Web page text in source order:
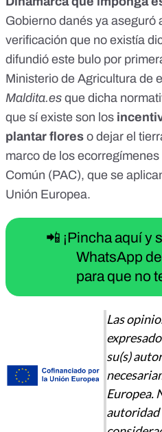
Gobierno danés ya aseguró
verificación que no existía
difundió este bulo por
Ministerio de Agricultura de
Maldita.es que dicha
que sí existe son los
plantar flores o dejar el
marco de los ecorregímenes
Común (PAC), que se
Unión Europea.
📲 ¡Pincha aquí y
WhatsApp
para que no
Las
su(s)
Europea.
autoridad